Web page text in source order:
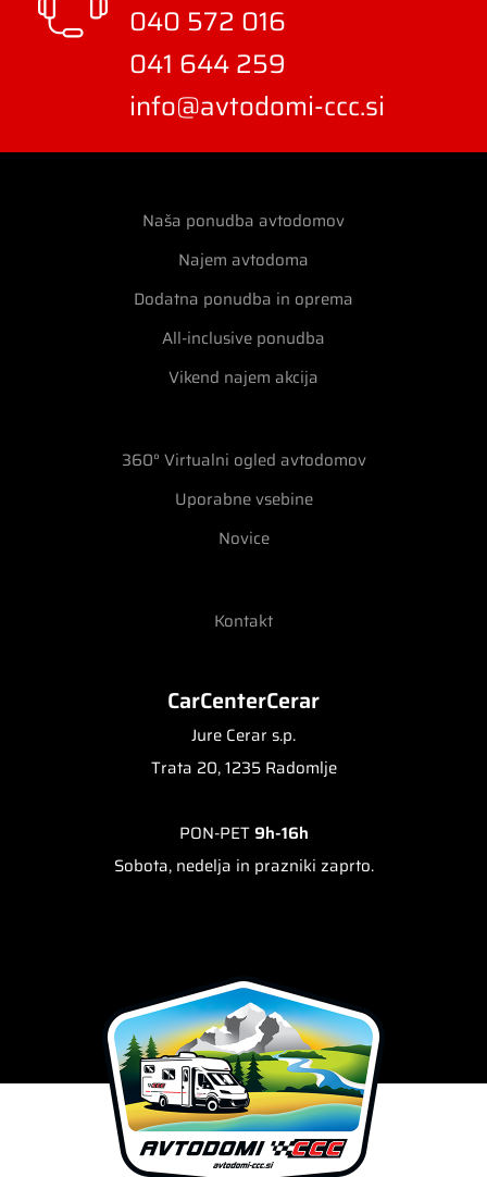
040 572 016
041 644 259
info@avtodomi-ccc.si
Naša ponudba avtodomov
Najem avtodoma
Dodatna ponudba in oprema
All-inclusive ponudba
Vikend najem akcija
360° Virtualni ogled avtodomov
Uporabne vsebine
Novice
Kontakt
CarCenterCerar
Jure Cerar s.p.
Trata 20, 1235 Radomlje
PON-PET9h-16h
Sobota, nedelja in prazniki zaprto.